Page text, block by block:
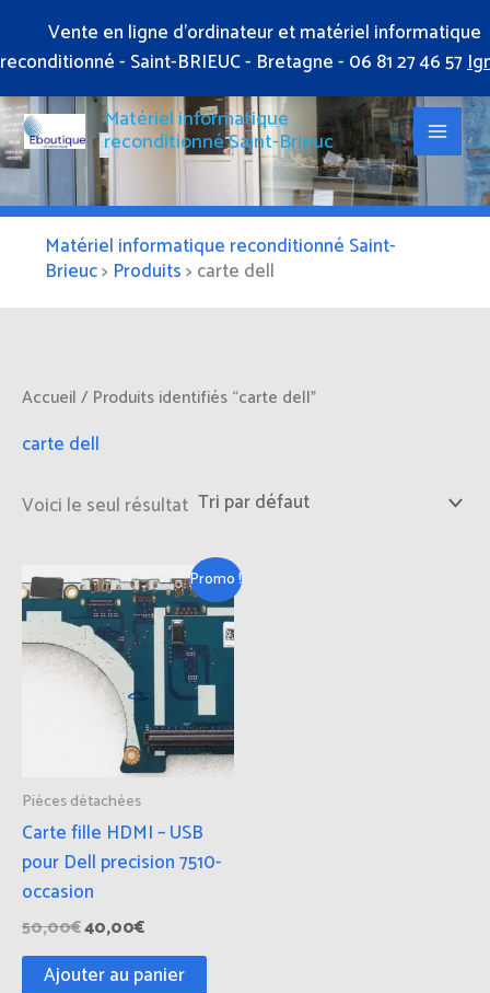
Vente en ligne d'ordinateur et matériel informatique
reconditionné - Saint-BRIEUC - Bretagne - 06 81 27 46 57
contenu
Matériel informatique
reconditionné Saint-Brieuc
Matériel informatique reconditionné Saint-
Brieuc> Produits> carte dell
Accueil / Produits identifiés “carte dell”
carte dell
Voici le seul résultat
Promo !
Pièces détachées
Carte fille HDMI – USB
pour Dell precision 7510-
occasion
50,00€
Le
prix
initial
était :
50,00€.
40,00€
Le
prix
actuel
est :
40,00€.
Ajouter au panier